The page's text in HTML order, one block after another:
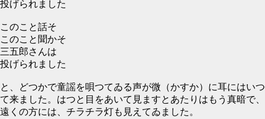
投げられました
このこと話そ
このこと聞かそ
三五郎さんは
投げられました
と、どつかで童謡を唄つてゐる声が微（かすか）に耳にはいつ
て来ました。はつと目をあいて見ますとあたりはもう真暗で、
遠くの方には、チラチラ灯も見えてゐました。